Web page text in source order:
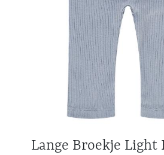
Lange Broekje Light